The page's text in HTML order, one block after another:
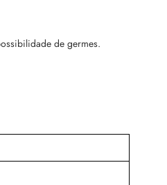
de germes.